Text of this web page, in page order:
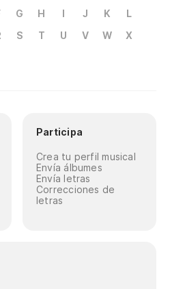
G H I J K
L
S T U V W
X
Participa
Crea tu perfil musical
Envía álbumes
Envía letras
Correcciones de
letras